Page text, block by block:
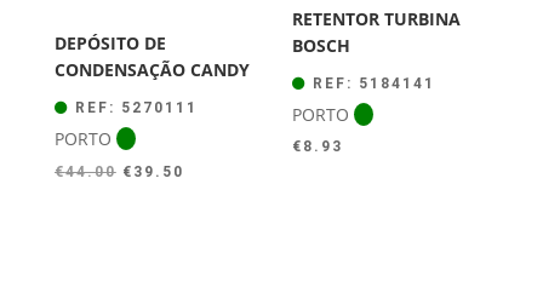
DEPÓSITO DE
CONDENSAÇÃO CANDY
REF: 5270111
PORTO
€44.00 O
€ 39.50
RETENTOR TURBINA
BOSCH
REF: 5184141
PORTO
€ 8.93